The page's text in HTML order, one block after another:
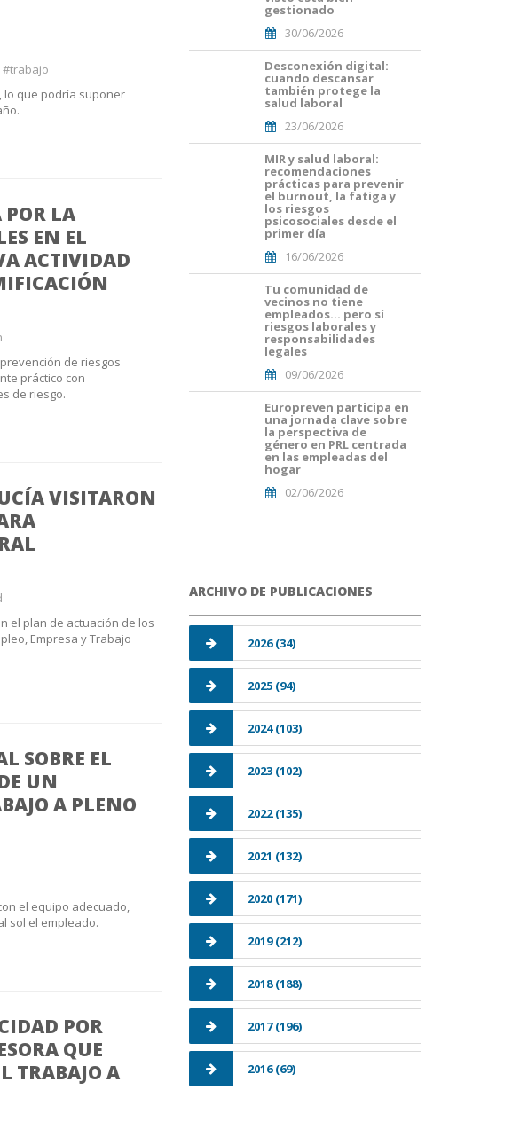
#trabajo
lo que podría suponer
LA
EN EL
ACTIVIDAD
de riesgos
práctico con
de riesgo.
VISITARON
el plan de actuación de los
Empresa y Trabajo
SOBRE EL
UN
A PLENO
el equipo adecuado,
sol el empleado.
POR
QUE
TRABAJO A
(33).png
gestionado
30/06/2026
Desconexión digital:
cuando descansar
también protege la
salud laboral
23/06/2026
MIR y salud laboral:
recomendaciones
prácticas para prevenir
el burnout, la fatiga y
los riesgos
psicosociales desde el
primer día
16/06/2026
Tu comunidad de
vecinos no tiene
empleados… pero sí
riesgos laborales y
responsabilidades
legales
09/06/2026
Europreven participa en
una jornada clave sobre
la perspectiva de
género en PRL centrada
en las empleadas del
hogar
02/06/2026
ARCHIVO DE PUBLICACIONES
2026 (34)
2025 (94)
2024 (103)
2023 (102)
2022 (135)
2021 (132)
2020 (171)
2019 (212)
2018 (188)
2017 (196)
2016 (69)